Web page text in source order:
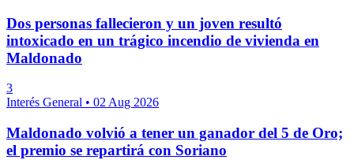
Dos personas fallecieron y un joven resultó
intoxicado en un trágico incendio de vivienda en
Maldonado
3
Interés General • 02 Aug 2026
Maldonado volvió a tener un ganador del 5 de Oro;
el premio se repartirá con Soriano